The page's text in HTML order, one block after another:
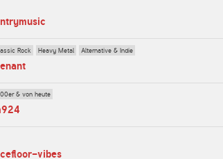
Rock Heavy Metal Alternative & Indie
& von heute
vibes